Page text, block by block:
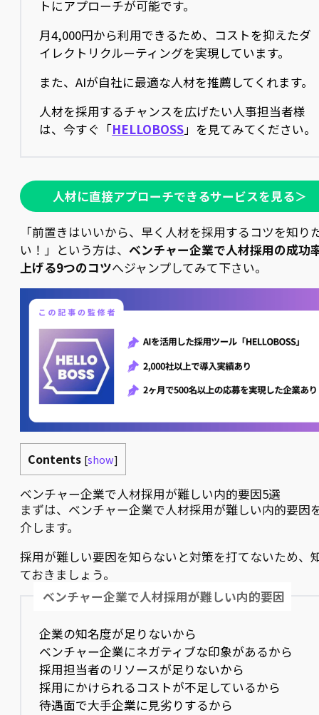
トにアプローチが可能です。
月4,000円から利用できるため、コストを抑えたダ
イレクトリクルーティングを実現しています。
また、AIが自社に最適な人材を推薦してくれます。
人材を採用するチャンスを広げたい人事担当者様
は、今すぐ「HELLOBOSS」を見てみてください。
人材に直接アプローチできるサービスを見る＞
「前置きはいいから、早く人材を採用するコツを知り
い！」という方は、 ベンチャー企業で人材採用の成功
上げる9つのコツへジャンプしてみて下さい。
Contents [show]
ベンチャー企業で人材採用が難しい内的要因5選
まずは、ベンチャー企業で人材採用が難しい内的要因
介します。
採用が難しい要因を知らないと対策を打てないため、
ておきましょう。
ベンチャー企業で人材採用が難しい内的要因
企業の知名度が足りないから
ベンチャー企業にネガティブな印象があるから
採用担当者のリソースが足りないから
採用にかけられるコストが不足しているから
待遇面で大手企業に見劣りするから